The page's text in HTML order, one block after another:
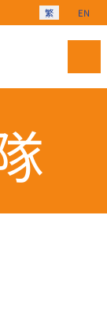
選擇你的語言
繁 EN